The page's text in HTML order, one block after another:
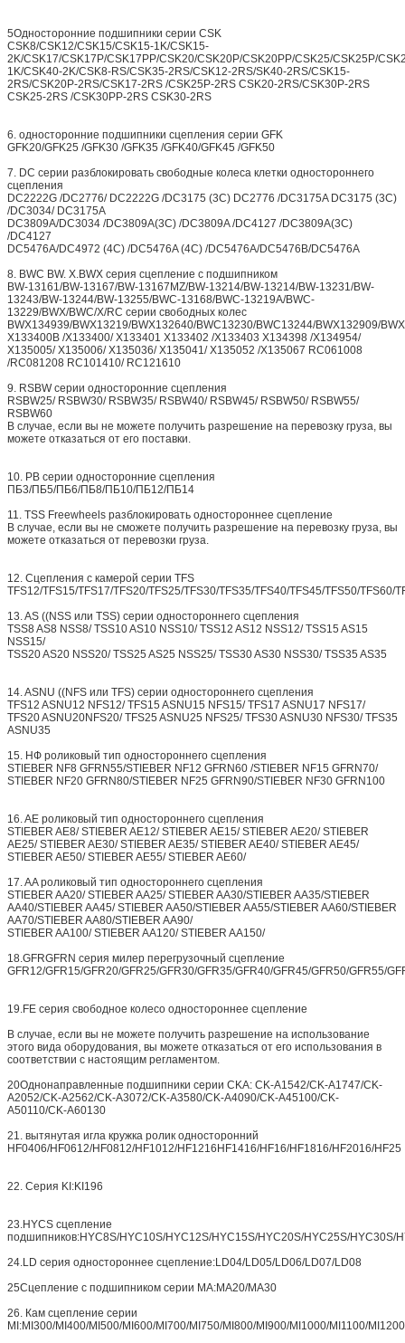
5Односторонние подшипники серии CSK
CSK8/CSK12/CSK15/CSK15-1K/CSK15-
2K/CSK17/CSK17P/CSK17PP/CSK20/CSK20P/CSK20PP/CSK25/CSK25P/
1K/CSK40-2K/CSK8-RS/CSK35-2RS/CSK12-2RS/SK40-2RS/CSK15-
2RS/CSK20P-2RS/CSK17-2RS /CSK25P-2RS CSK20-2RS/CSK30P-2RS
CSK25-2RS /CSK30PP-2RS CSK30-2RS
6. односторонние подшипники сцепления серии GFK
GFK20/GFK25 /GFK30 /GFK35 /GFK40/GFK45 /GFK50
7. DC серии разблокировать свободные колеса клетки одностороннего
сцепления
DC2222G /DC2776/ DC2222G /DC3175 (3C) DC2776 /DC3175A DC3175 (3C)
/DC3034/ DC3175A
DC3809A/DC3034 /DC3809A(3C) /DC3809A /DC4127 /DC3809A(3C)
/DC4127
DC5476A/DC4972 (4C) /DC5476A (4C) /DC5476A/DC5476B/DC5476A
8. BWC BW. X.BWX серия сцепление с подшипником
BW-13161/BW-13167/BW-13167MZ/BW-13214/BW-13214/BW-13231/BW-
13243/BW-13244/BW-13255/BWC-13168/BWC-13219A/BWC-
13229/BWX/BWC/X/RC серии свободных колес
BWX134939/BWX13219/BWX132640/BWC13230/BWC13244/BWX132909/
X133400B /X133400/ X133401 X133402 /X133403 X134398 /X134954/
X135005/ X135006/ X135036/ X135041/ X135052 /X135067 RC061008
/RC081208 RC101410/ RC121610
9. RSBW серии односторонние сцепления
RSBW25/ RSBW30/ RSBW35/ RSBW40/ RSBW45/ RSBW50/ RSBW55/
RSBW60
В случае, если вы не можете получить разрешение на перевозку груза, вы
можете отказаться от его поставки.
10. PB серии односторонние сцепления
ПБ3/ПБ5/ПБ6/ПБ8/ПБ10/ПБ12/ПБ14
11. TSS Freewheels разблокировать одностороннее сцепление
В случае, если вы не сможете получить разрешение на перевозку груза, вы
можете отказаться от перевозки груза.
12. Сцепления с камерой серии TFS
TFS12/TFS15/TFS17/TFS20/TFS25/TFS30/TFS35/TFS40/TFS45/TFS50/TFS60/
13. AS ((NSS или TSS) серии одностороннего сцепления
TSS8 AS8 NSS8/ TSS10 AS10 NSS10/ TSS12 AS12 NSS12/ TSS15 AS15
NSS15/
TSS20 AS20 NSS20/ TSS25 AS25 NSS25/ TSS30 AS30 NSS30/ TSS35 AS35
14. ASNU ((NFS или TFS) серии одностороннего сцепления
TFS12 ASNU12 NFS12/ TFS15 ASNU15 NFS15/ TFS17 ASNU17 NFS17/
TFS20 ASNU20NFS20/ TFS25 ASNU25 NFS25/ TFS30 ASNU30 NFS30/ TFS35
ASNU35
15. НФ роликовый тип одностороннего сцепления
STIEBER NF8 GFRN55/STIEBER NF12 GFRN60 /STIEBER NF15 GFRN70/
STIEBER NF20 GFRN80/STIEBER NF25 GFRN90/STIEBER NF30 GFRN100
16. AE роликовый тип одностороннего сцепления
STIEBER AE8/ STIEBER AE12/ STIEBER AE15/ STIEBER AE20/ STIEBER
AE25/ STIEBER AE30/ STIEBER AE35/ STIEBER AE40/ STIEBER AE45/
STIEBER AE50/ STIEBER AE55/ STIEBER AE60/
17. AA роликовый тип одностороннего сцепления
STIEBER AA20/ STIEBER AA25/ STIEBER AA30/STIEBER AA35/STIEBER
AA40/STIEBER AA45/ STIEBER AA50/STIEBER AA55/STIEBER AA60/STIEBER
AA70/STIEBER AA80/STIEBER AA90/
STIEBER AA100/ STIEBER AA120/ STIEBER AA150/
18.GFRGFRN серия милер перегрузочный сцепление
GFR12/GFR15/GFR20/GFR25/GFR30/GFR35/GFR40/GFR45/GFR50/GFR55/
19.FE серия свободное колесо одностороннее сцепление
В случае, если вы не можете получить разрешение на использование
этого вида оборудования, вы можете отказаться от его использования в
соответствии с настоящим регламентом.
20Однонаправленные подшипники серии CKA: CK-A1542/CK-A1747/CK-
A2052/CK-A2562/CK-A3072/CK-A3580/CK-A4090/CK-A45100/CK-
A50110/CK-A60130
21. вытянутая игла кружка ролик односторонний
HF0406/HF0612/HF0812/HF1012/HF1216HF1416/HF16/HF1816/HF2016/HF25
22. Серия KI:KI196
23.HYCS сцепление
подшипников:HYC8S/HYC10S/HYC12S/HYC15S/HYC20S/HYC25S/HYC30S/
24.LD серия одностороннее сцепление:LD04/LD05/LD06/LD07/LD08
25Сцепление с подшипником серии MA:MA20/MA30
26. Кам сцепление серии
MI:MI300/MI400/MI500/MI600/MI700/MI750/MI800/MI900/MI1000/MI1100/